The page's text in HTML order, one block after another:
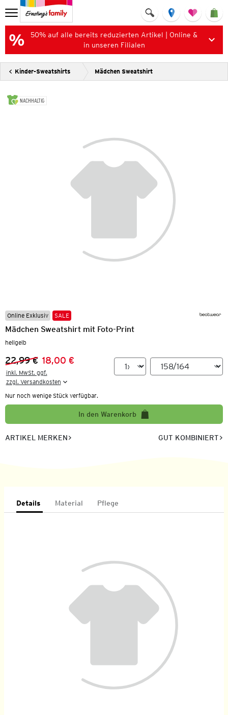
50% auf alle bereits reduzierten Artikel | Online &
in unseren Filialen
Kinder-Sweatshirts Mädchen Sweatshirt
NACHHALTIG
Online Exklusiv SALE
Mädchen Sweatshirt mit Foto-Print
hellgelb
Vorheriger Preis:
22,99 €
Neuer Preis:18,00 €
inkl. MwSt. ggf.
zzgl. Versandkosten
Nur noch wenige Stück verfügbar.
In den Warenkorb
ARTIKEL MERKEN GUT KOMBINIERT
Details Material Pflege